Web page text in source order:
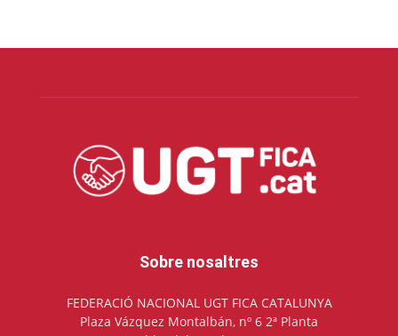
Sobre nosaltres
FEDERACIÓ NACIONAL UGT FICA CATALUNYA
Plaza Vázquez Montalbán, nº 6 2ª Planta